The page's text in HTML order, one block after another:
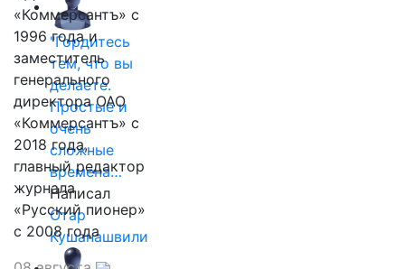
"Гордитесь
тем, что вы
делаете.
Простые и
очень
сложные
времена…
Написал
Отар
Кушанашвили
«Коммерсантъ» с
1996 года и
заместитель
генерального
директора ОАО
«Коммерсантъ» с
2018 года,
главный редактор
журнала
«Русский пионер»
с 2008 года